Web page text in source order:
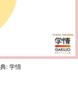
: 学情